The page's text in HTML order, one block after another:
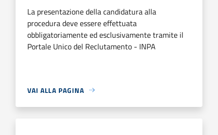
La presentazione della candidatura alla
procedura deve essere effettuata
obbligatoriamente ed esclusivamente tramite il
Portale Unico del Reclutamento - INPA
VAI ALLA PAGINA